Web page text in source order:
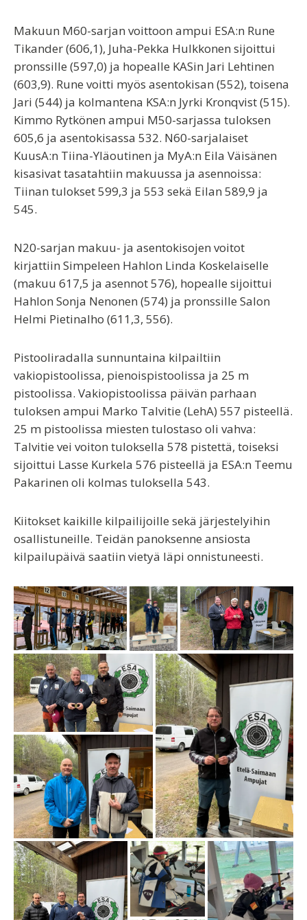
Makuun M60-sarjan voittoon ampui ESA:n Rune
Tikander (606,1), Juha-Pekka Hulkkonen sijoittui
pronssille (597,0) ja hopealle KASin Jari Lehtinen
(603,9). Rune voitti myös asentokisan (552), toisena
Jari (544) ja kolmantena KSA:n Jyrki Kronqvist (515).
Kimmo Rytkönen ampui M50-sarjassa tuloksen
605,6 ja asentokisassa 532. N60-sarjalaiset
KuusA:n Tiina-Yläoutinen ja MyA:n Eila Väisänen
kisasivat tasatahtiin makuussa ja asennoissa:
Tiinan tulokset 599,3 ja 553 sekä Eilan 589,9 ja
545.
N20-sarjan makuu- ja asentokisojen voitot
kirjattiin Simpeleen Hahlon Linda Koskelaiselle
(makuu 617,5 ja asennot 576), hopealle sijoittui
Hahlon Sonja Nenonen (574) ja pronssille Salon
Helmi Pietinalho (611,3, 556).
Pistooliradalla sunnuntaina kilpailtiin
vakiopistoolissa, pienoispistoolissa ja 25 m
pistoolissa. Vakiopistoolissa päivän parhaan
tuloksen ampui Marko Talvitie (LehA) 557 pisteellä.
25 m pistoolissa miesten tulostaso oli vahva:
Talvitie vei voiton tuloksella 578 pistettä, toiseksi
sijoittui Lasse Kurkela 576 pisteellä ja ESA:n Teemu
Pakarinen oli kolmas tuloksella 543.
Kiitokset kaikille kilpailijoille sekä järjestelyihin
osallistuneille. Teidän panoksenne ansiosta
kilpailupäivä saatiin vietyä läpi onnistuneesti.